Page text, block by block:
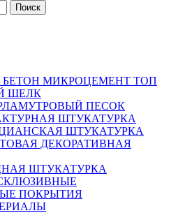
Поиск
БЕТОН МИКРОЦЕМЕНТ ТОП
ШЕЛК
ПЕСОК
ШТУКАТУРКА
ШТУКАТУРКА
ДЕКОРАТИВНАЯ
ШТУКАТУРКА
ПОКРЫТИЯ